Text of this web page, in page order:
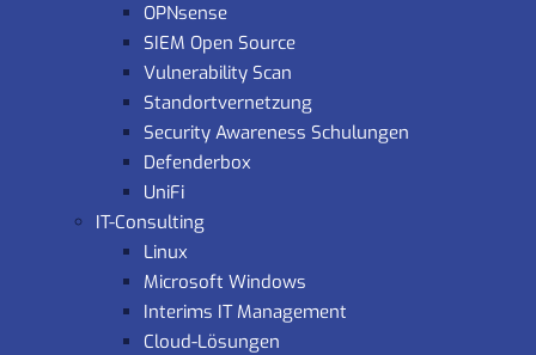
OPNsense
SIEM Open Source
Vulnerability Scan
Standortvernetzung
Security Awareness Schulungen
Defenderbox
UniFi
IT-Consulting
Linux
Microsoft Windows
Interims IT Management
Cloud-Lösungen